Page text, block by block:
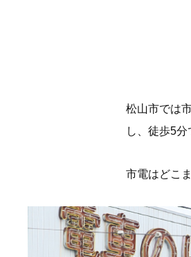
松山市では
し、徒歩5分
市電はどこ